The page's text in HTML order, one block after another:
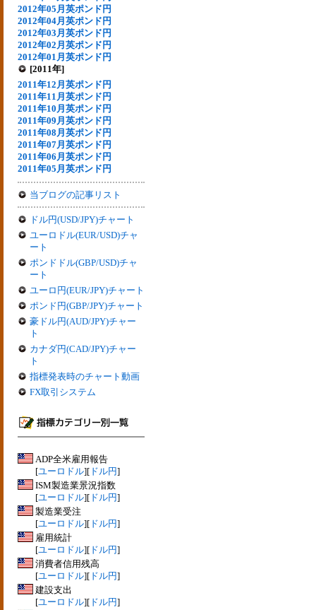
2012年05月英ポンド円
2012年04月英ポンド円
2012年03月英ポンド円
2012年02月英ポンド円
2012年01月英ポンド円
[2011年]
2011年12月英ポンド円
2011年11月英ポンド円
2011年10月英ポンド円
2011年09月英ポンド円
2011年08月英ポンド円
2011年07月英ポンド円
2011年06月英ポンド円
2011年05月英ポンド円
当ブログの記事リスト
ドル円(USD/JPY)チャート
ユーロドル(EUR/USD)チャ
ート
ポンドドル(GBP/USD)チャ
ート
ユーロ円(EUR/JPY)チャート
ポンド円(GBP/JPY)チャート
豪ドル円(AUD/JPY)チャー
ト
カナダ円(CAD/JPY)チャー
ト
指標発表時のチャート動画
FX取引システム
ADP全米雇用報告
[ユーロドル][ ドル円]
ISM製造業景況指数
[ユーロドル][ ドル円]
製造業受注
[ユーロドル][ ドル円]
雇用統計
[ユーロドル][ ドル円]
消費者信用残高
[ユーロドル][ ドル円]
建設支出
[ユーロドル][ ドル円]